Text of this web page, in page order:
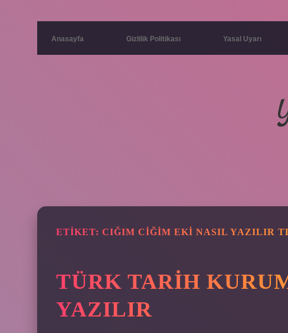
Anasayfa Gizlilik Politikası Yasal Uyarı
ETIKET: CIĞIM CIĞIM EKI NASIL YAZILIR
TÜRK TARIH
YAZILIR